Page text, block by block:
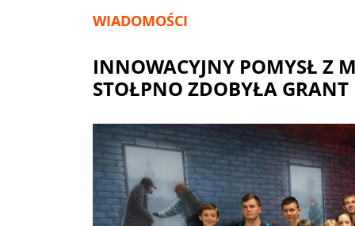
WIADOMOŚCI
INNOWACYJNY POMYSŁ Z
STOŁPNO ZDOBYŁA